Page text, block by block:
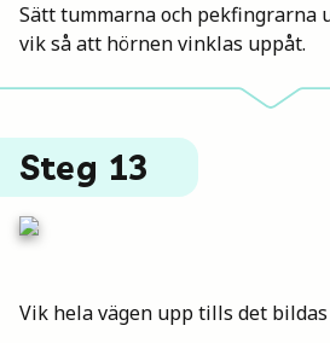
Sätt tummarna och pekfingrarna
vik så att hörnen vinklas uppåt.
Steg 13
Vik hela vägen upp tills det